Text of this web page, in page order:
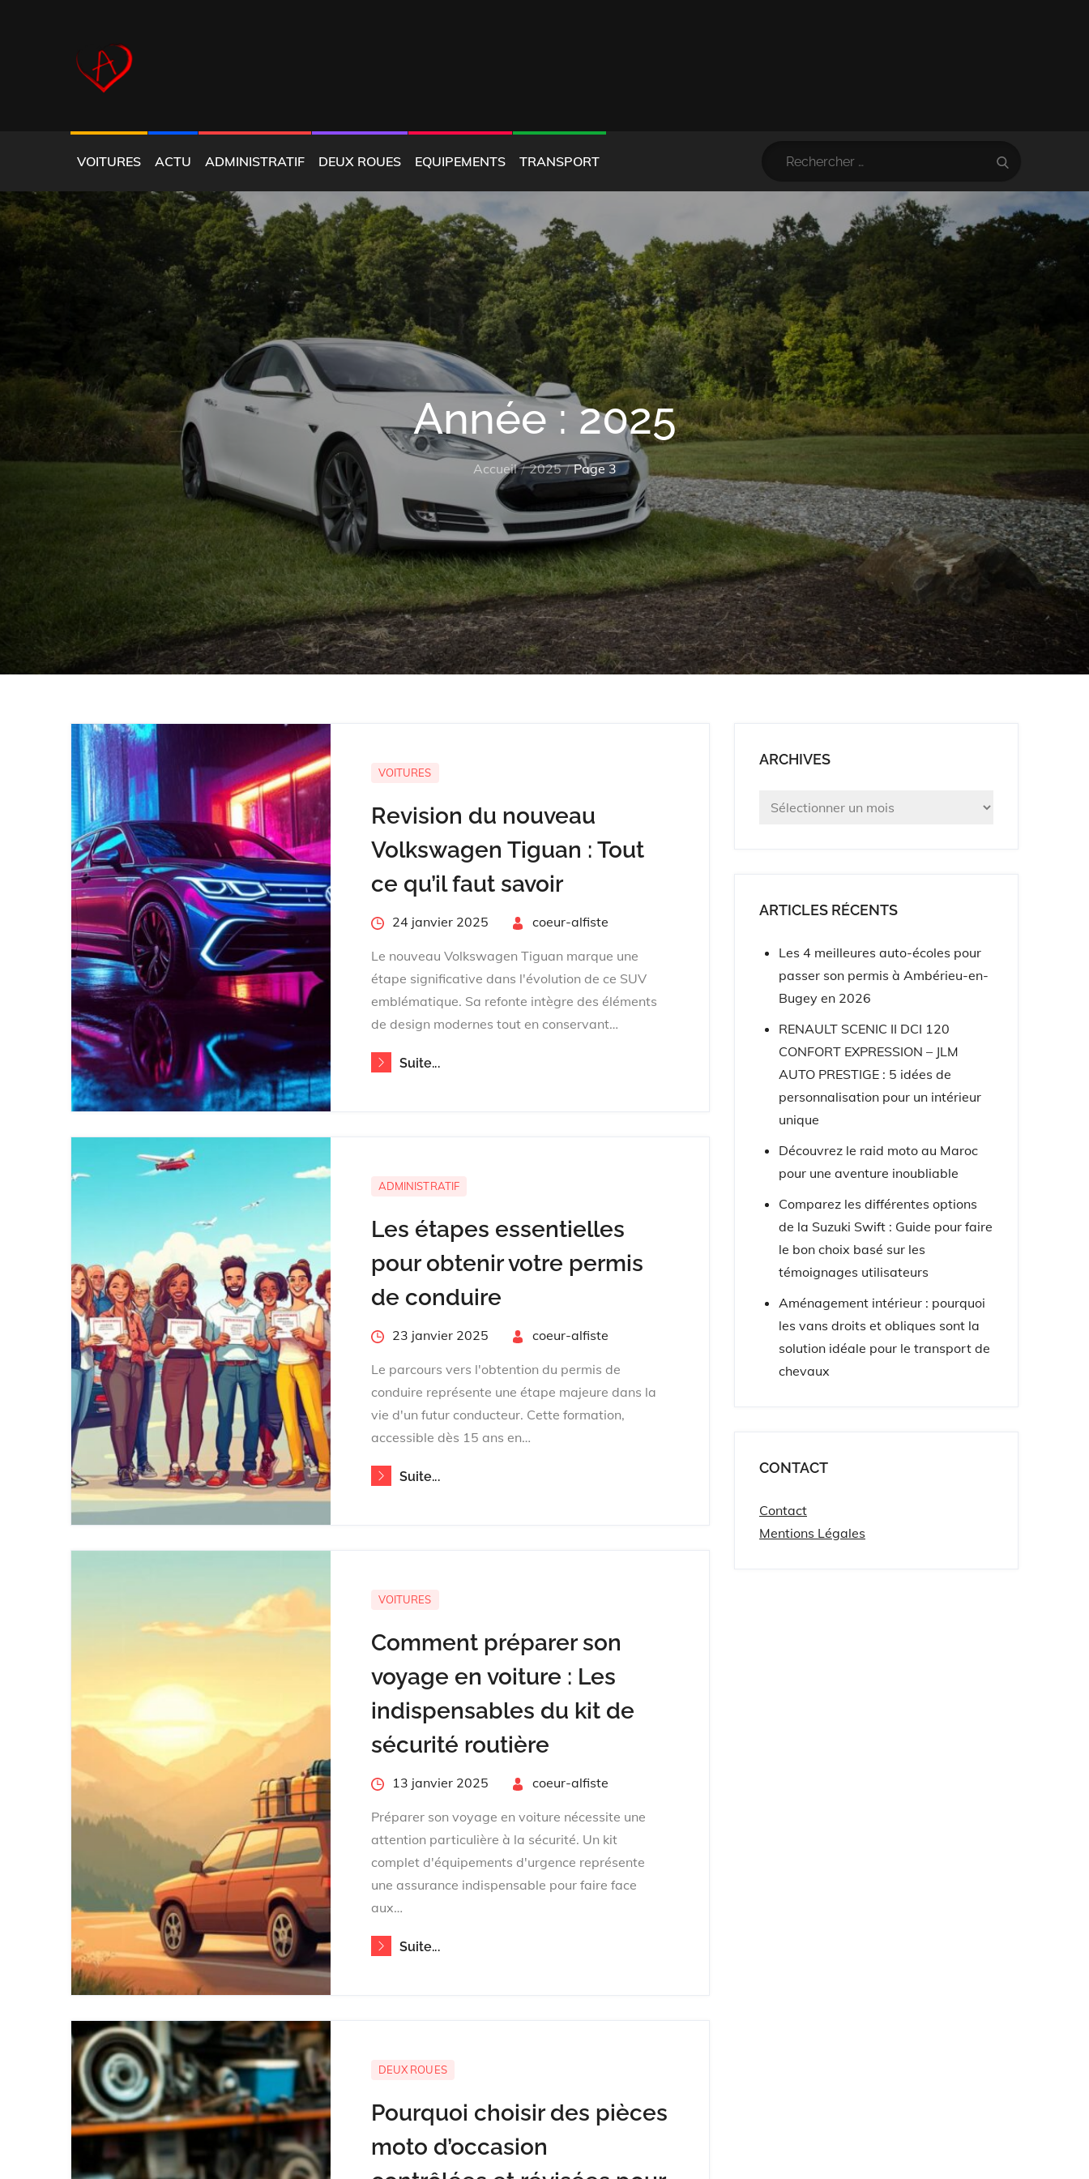
VOITURES ACTU ADMINISTRATIF DEUX ROUES EQUIPEMENTS TRANSPORT
Année : 2025
Accueil 2025 Page 3
VOITURES
Revision du nouveau
Volkswagen Tiguan : Tout
ce qu’il faut savoir
Posted24 janvier 2025 coeur-alfiste
Le nouveau Volkswagen Tiguan marque une
étape significative dans l'évolution de ce SUV
emblématique. Sa refonte intègre des éléments
de design modernes tout en conservant…
Suite...
ADMINISTRATIF
Les étapes essentielles
pour obtenir votre permis
de conduire
Posted23 janvier 2025 coeur-alfiste
Le parcours vers l'obtention du permis de
conduire représente une étape majeure dans la
vie d'un futur conducteur. Cette formation,
accessible dès 15 ans en…
Suite...
VOITURES
Comment préparer son
voyage en voiture : Les
indispensables du kit de
sécurité routière
Posted13 janvier 2025 coeur-alfiste
Préparer son voyage en voiture nécessite une
attention particulière à la sécurité. Un kit
complet d'équipements d'urgence représente
une assurance indispensable pour faire face
aux…
Suite...
DEUX ROUES
Pourquoi choisir des pièces
moto d’occasion
ARCHIVES
Archives
ARTICLES RÉCENTS
Les 4 meilleures auto-écoles pour
passer son permis à Ambérieu-en-
Bugey en 2026
RENAULT SCENIC II DCI 120
CONFORT EXPRESSION – JLM
AUTO PRESTIGE : 5 idées de
personnalisation pour un intérieur
unique
Découvrez le raid moto au Maroc
pour une aventure inoubliable
Comparez les différentes options
de la Suzuki Swift : Guide pour faire
le bon choix basé sur les
témoignages utilisateurs
Aménagement intérieur : pourquoi
les vans droits et obliques sont la
solution idéale pour le transport de
chevaux
CONTACT
Contact
Mentions Légales